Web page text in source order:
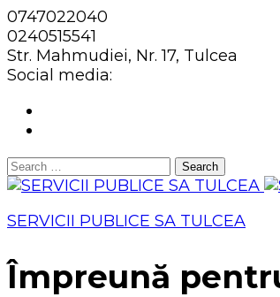
0747022040
0240515541
Str. Mahmudiei, Nr. 17, Tulcea
Social media:
Search
for:
SERVICII PUBLICE SA TULCEA
Împreună